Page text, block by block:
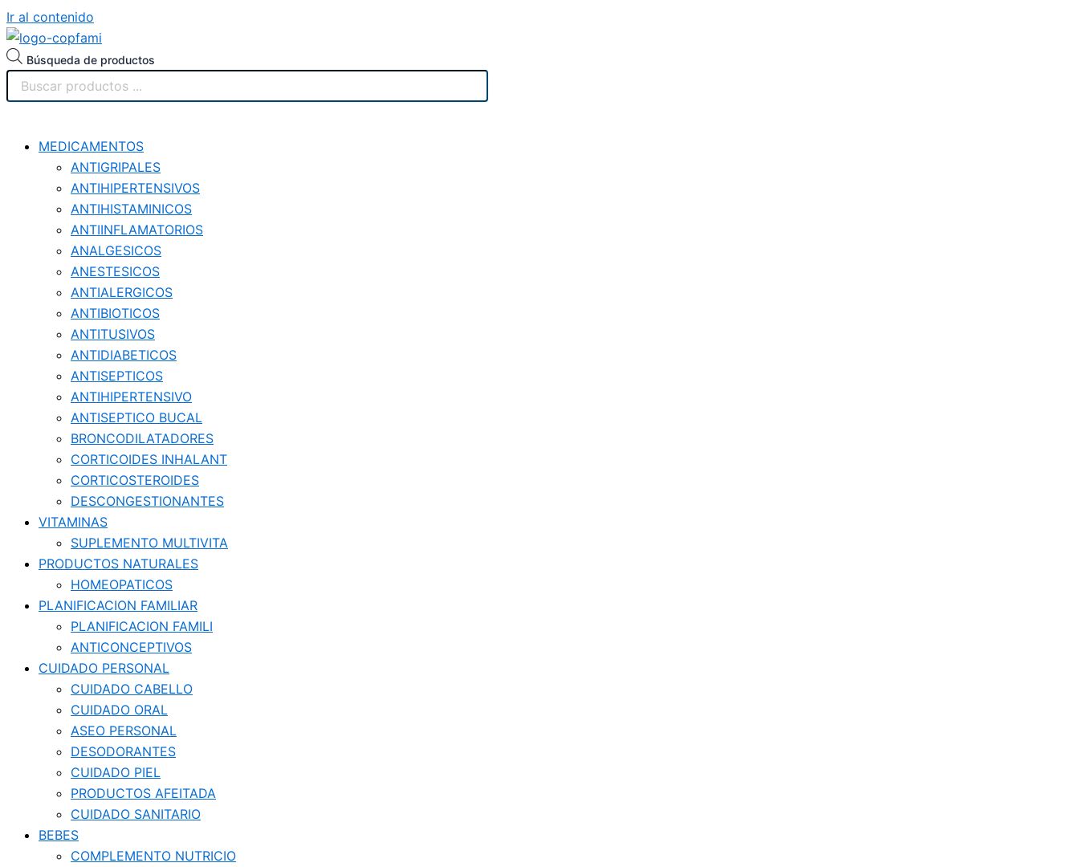
Ir al contenido
Búsqueda de productos
MEDICAMENTOS
ANTIGRIPALES
ANTIHIPERTENSIVOS
ANTIHISTAMINICOS
ANTIINFLAMATORIOS
ANALGESICOS
ANESTESICOS
ANTIALERGICOS
ANTIBIOTICOS
ANTITUSIVOS
ANTIDIABETICOS
ANTISEPTICOS
ANTIHIPERTENSIVO
ANTISEPTICO BUCAL
BRONCODILATADORES
CORTICOIDES INHALANT
CORTICOSTEROIDES
DESCONGESTIONANTES
VITAMINAS
SUPLEMENTO MULTIVITA
PRODUCTOS NATURALES
HOMEOPATICOS
PLANIFICACION FAMILIAR
PLANIFICACION FAMILI
ANTICONCEPTIVOS
CUIDADO PERSONAL
CUIDADO CABELLO
CUIDADO ORAL
ASEO PERSONAL
DESODORANTES
CUIDADO PIEL
PRODUCTOS AFEITADA
CUIDADO SANITARIO
BEBES
COMPLEMENTO NUTRICIO